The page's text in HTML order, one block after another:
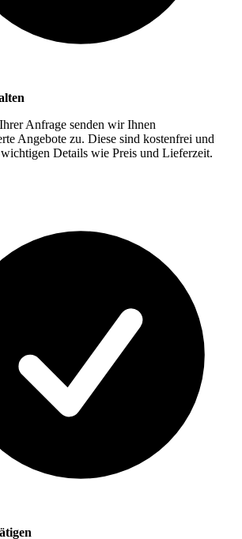
Anfrage senden wir Ihnen
Angebote zu. Diese sind kostenfrei und
Details wie Preis und Lieferzeit.